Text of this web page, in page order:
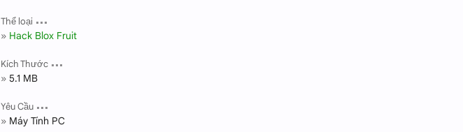
Thể loại
Hack Blox Fruit
Kích Thước
5.1 MB
Yêu Cầu
Máy Tính PC